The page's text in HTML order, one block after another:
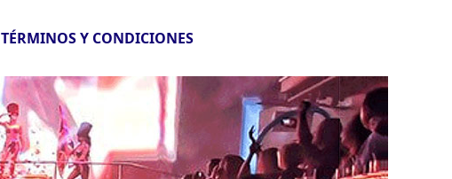
TÉRMINOS Y CONDICIONES